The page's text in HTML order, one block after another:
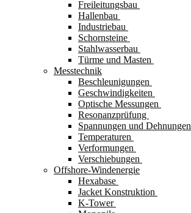
Freileitungsbau
Hallenbau
Industriebau
Schornsteine
Stahlwasserbau
Türme und Masten
Messtechnik
Beschleunigungen
Geschwindigkeiten
Optische Messungen
Resonanzprüfung
Spannungen und Dehnungen
Temperaturen
Verformungen
Verschiebungen
Offshore-Windenergie
Hexabase
Jacket Konstruktion
K-Tower